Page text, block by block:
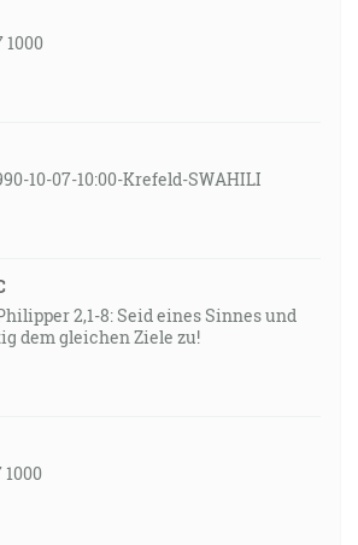
1000
10-07-10:00-Krefeld-SWAHILI
2,1-8: Seid eines Sinnes und
dem gleichen Ziele zu!
1000